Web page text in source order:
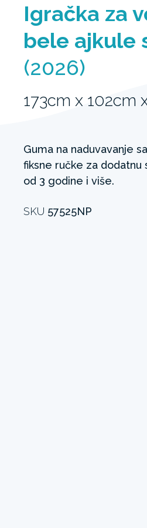
Igračka za
bele ajkule
(2026)
173cm x 102cm
Guma na naduvavanje
fiksne ručke za
od 3 godine i više.
SKU 57525NP